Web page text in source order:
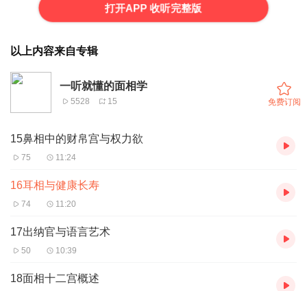
打开APP 收听完整版
以上内容来自专辑
一听就懂的面相学
5528 15 免费订阅
15鼻相中的财帛宫与权力欲
75 11:24
16耳相与健康长寿
74 11:20
17出纳官与语言艺术
50 10:39
18面相十二宫概述